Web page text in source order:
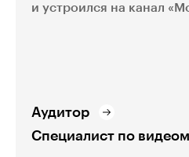
и устроился на канал
Аудитор
Специалист по